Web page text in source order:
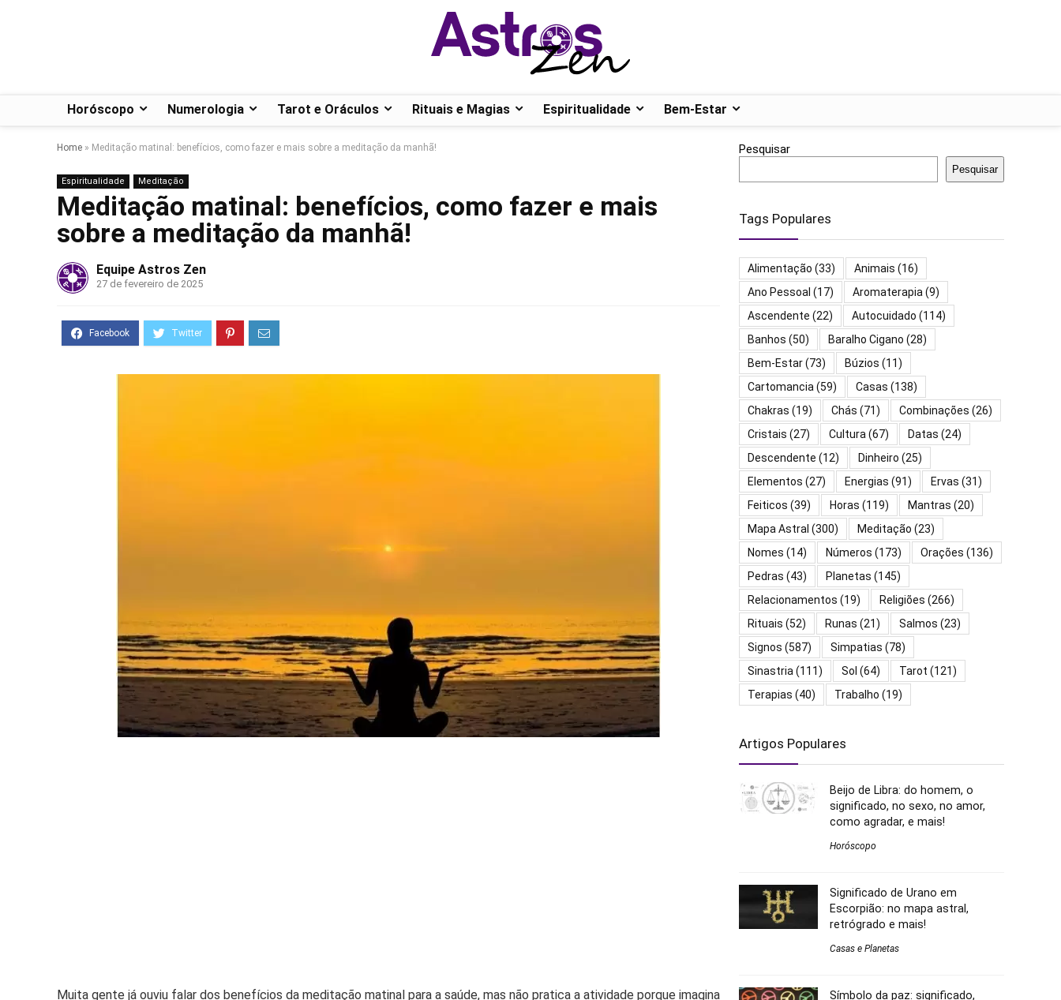
Horóscopo Numerologia Tarot e Oráculos Rituais e Magias Espiritualidade Bem-Estar
Home » Meditação matinal: benefícios, como fazer e mais sobre a meditação da manhã!
Espiritualidade Meditação
Meditação matinal: benefícios, como fazer e mais
sobre a meditação da manhã!
Equipe Astros Zen
27 de fevereiro de 2025
Muita gente já ouviu falar dos benefícios da meditação matinal para a saúde, mas não pratica a atividade porque imagina
Pesquisar
Pesquisar
Tags Populares
Alimentação (33) Animais (16)
Ano Pessoal (17) Aromaterapia(9)
Ascendente (22) Autocuidado (114)
Banhos (50) Baralho Cigano (28)
Bem-Estar(73) Búzios (11)
Cartomancia(59) Casas (138)
Chakras (19) Chás (71) Combinações (26)
Cristais (27) Cultura(67) Datas (24)
Descendente (12) Dinheiro (25)
Elementos (27) Energias (91) Ervas (31)
Feiticos (39) Horas (119) Mantras (20)
Mapa Astral (300) Meditação (23)
Nomes (14) Números (173) Orações (136)
Pedras (43) Planetas (145)
Relacionamentos (19) Religiões (266)
Rituais (52) Runas (21) Salmos (23)
Signos (587) Simpatias (78)
Sinastria(111) Sol (64) Tarot (121)
Terapias (40) Trabalho (19)
Artigos Populares
Beijo de Libra: do homem, o
significado, no sexo, no amor,
como agradar, e mais!
Horóscopo
Significado de Urano em
Escorpião: no mapa astral,
retrógrado e mais!
Casas e Planetas
Símbolo da paz: significado,